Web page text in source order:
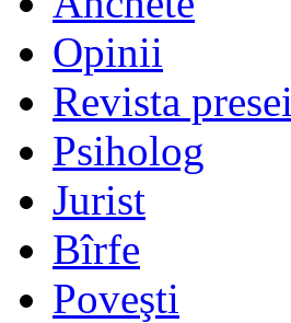
Opinii
Revista presei
Psiholog
Jurist
Bîrfe
Poveşti